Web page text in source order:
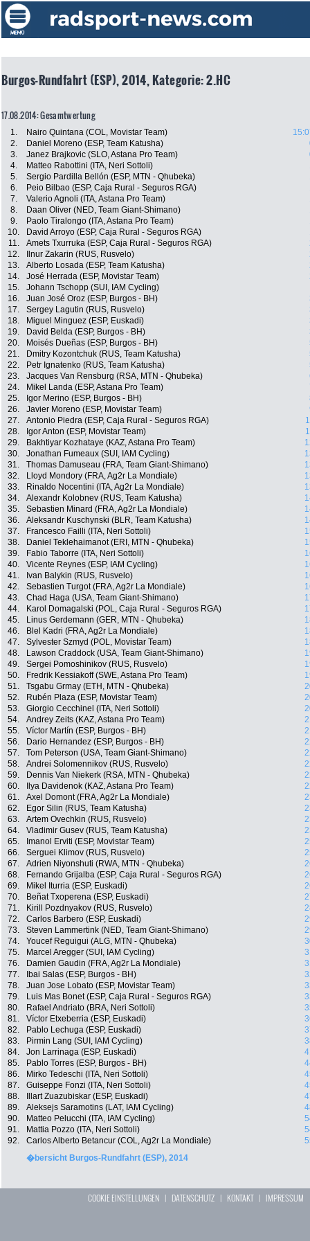
Burgos-Rundfahrt (ESP), 2014, Kategorie: 2.HC
17.08.2014: Gesamtwertung
1. Nairo Quintana (COL, Movistar Team)
2.
Daniel Moreno (ESP, Team Katusha)
3.
Janez Brajkovic (SLO, Astana Pro Team)
4.
Matteo Rabottini (ITA, Neri Sottoli)
5.
Sergio Pardilla Bellón (ESP, MTN - Qhubeka)
6.
Peio Bilbao (ESP, Caja Rural - Seguros RGA)
7.
Valerio Agnoli (ITA, Astana Pro Team)
8.
Daan Oliver (NED, Team Giant-Shimano)
9.
Paolo Tiralongo (ITA, Astana Pro Team)
10.
David Arroyo (ESP, Caja Rural - Seguros RGA)
11.
Amets Txurruka (ESP, Caja Rural - Seguros RGA)
12.
Ilnur Zakarin (RUS, Rusvelo)
13.
Alberto Losada (ESP, Team Katusha)
14.
José Herrada (ESP, Movistar Team)
15.
Johann Tschopp (SUI, IAM Cycling)
16.
Juan José Oroz (ESP, Burgos - BH)
17.
Sergey Lagutin (RUS, Rusvelo)
18.
Miguel Minguez (ESP, Euskadi)
19.
David Belda (ESP, Burgos - BH)
20.
Moisés Dueñas (ESP, Burgos - BH)
21.
Dmitry Kozontchuk (RUS, Team Katusha)
22.
Petr Ignatenko (RUS, Team Katusha)
23.
Jacques Van Rensburg (RSA, MTN - Qhubeka)
24.
Mikel Landa (ESP, Astana Pro Team)
25.
Igor Merino (ESP, Burgos - BH)
26.
Javier Moreno (ESP, Movistar Team)
27.
Antonio Piedra (ESP, Caja Rural - Seguros RGA)
28.
Igor Anton (ESP, Movistar Team)
29.
Bakhtiyar Kozhataye (KAZ, Astana Pro Team)
30.
Jonathan Fumeaux (SUI, IAM Cycling)
31.
Thomas Damuseau (FRA, Team Giant-Shimano)
32.
Lloyd Mondory (FRA, Ag2r La Mondiale)
33.
Rinaldo Nocentini (ITA, Ag2r La Mondiale)
34.
Alexandr Kolobnev (RUS, Team Katusha)
35.
Sebastien Minard (FRA, Ag2r La Mondiale)
36.
Aleksandr Kuschynski (BLR, Team Katusha)
37.
Francesco Failli (ITA, Neri Sottoli)
38.
Daniel Teklehaimanot (ERI, MTN - Qhubeka)
39.
Fabio Taborre (ITA, Neri Sottoli)
40.
Vicente Reynes (ESP, IAM Cycling)
41.
Ivan Balykin (RUS, Rusvelo)
42.
Sebastien Turgot (FRA, Ag2r La Mondiale)
43.
Chad Haga (USA, Team Giant-Shimano)
44.
Karol Domagalski (POL, Caja Rural - Seguros RGA)
45.
Linus Gerdemann (GER, MTN - Qhubeka)
46.
Blel Kadri (FRA, Ag2r La Mondiale)
47.
Sylvester Szmyd (POL, Movistar Team)
48.
Lawson Craddock (USA, Team Giant-Shimano)
49.
Sergei Pomoshinikov (RUS, Rusvelo)
50.
Fredrik Kessiakoff (SWE, Astana Pro Team)
51.
Tsgabu Grmay (ETH, MTN - Qhubeka)
52.
Rubén Plaza (ESP, Movistar Team)
53.
Giorgio Cecchinel (ITA, Neri Sottoli)
54.
Andrey Zeits (KAZ, Astana Pro Team)
55.
Víctor Martín (ESP, Burgos - BH)
56.
Dario Hernandez (ESP, Burgos - BH)
57.
Tom Peterson (USA, Team Giant-Shimano)
58.
Andrei Solomennikov (RUS, Rusvelo)
59.
Dennis Van Niekerk (RSA, MTN - Qhubeka)
60.
Ilya Davidenok (KAZ, Astana Pro Team)
61.
Axel Domont (FRA, Ag2r La Mondiale)
62.
Egor Silin (RUS, Team Katusha)
63.
Artem Ovechkin (RUS, Rusvelo)
64.
Vladimir Gusev (RUS, Team Katusha)
65.
Imanol Erviti (ESP, Movistar Team)
66.
Serguei Klimov (RUS, Rusvelo)
67.
Adrien Niyonshuti (RWA, MTN - Qhubeka)
68.
Fernando Grijalba (ESP, Caja Rural - Seguros RGA)
69.
Mikel Iturria (ESP, Euskadi)
70.
Beñat Txoperena (ESP, Euskadi)
71.
Kirill Pozdnyakov (RUS, Rusvelo)
72.
Carlos Barbero (ESP, Euskadi)
73.
Steven Lammertink (NED, Team Giant-Shimano)
74.
Youcef Reguigui (ALG, MTN - Qhubeka)
75.
Marcel Aregger (SUI, IAM Cycling)
76.
Damien Gaudin (FRA, Ag2r La Mondiale)
77.
Ibai Salas (ESP, Burgos - BH)
78.
Juan Jose Lobato (ESP, Movistar Team)
79.
Luis Mas Bonet (ESP, Caja Rural - Seguros RGA)
80.
Rafael Andriato (BRA, Neri Sottoli)
81.
Víctor Etxeberria (ESP, Euskadi)
82.
Pablo Lechuga (ESP, Euskadi)
83.
Pirmin Lang (SUI, IAM Cycling)
84.
Jon Larrinaga (ESP, Euskadi)
85.
Pablo Torres (ESP, Burgos - BH)
86.
Mirko Tedeschi (ITA, Neri Sottoli)
87.
Guiseppe Fonzi (ITA, Neri Sottoli)
88.
Illart Zuazubiskar (ESP, Euskadi)
89.
Aleksejs Saramotins (LAT, IAM Cycling)
90.
Matteo Pelucchi (ITA, IAM Cycling)
91.
Mattia Pozzo (ITA, Neri Sottoli)
92.
Carlos Alberto Betancur (COL, Ag2r La Mondiale)
�bersicht Burgos-Rundfahrt (ESP), 2014
COOKIE EINSTELLUNGEN | DATENSCHUTZ | KONTAKT| IMPRESSUM